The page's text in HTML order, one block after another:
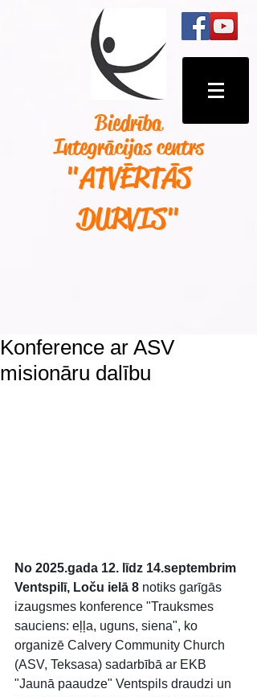
Biedrība
Integrācijas centrs
"ATVĒRTĀS
DURVIS"
Konference ar ASV
misionāru dalību
No 2025.gada 12. līdz 14.septembrim
Ventspilī, Loču ielā 8 notiks garīgās
izaugsmes konference "Trauksmes
sauciens: eļļa, uguns, siena", ko
organizē Calvery Community Church
(ASV, Teksasa) sadarbībā ar EKB
"Jaunā paaudze" Ventspils draudzi un